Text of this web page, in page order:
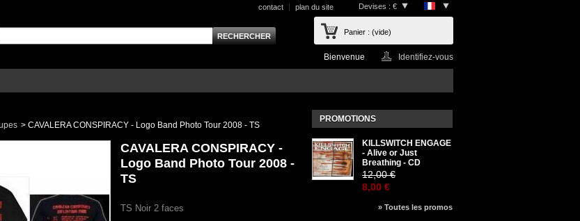
Devises : €
contact plan du site
Panier : (vide)
Bienvenue Identifiez-vous
> CAVALERA CONSPIRACY - Logo Band Photo Tour 2008 - TS
CAVALERA CONSPIRACY -
Logo Band Photo Tour 2008 -
TS
TS Noir 2 faces
PROMOTIONS
KILLSWITCH ENGAGE
- Alive or Just
Breathing - CD
12,00 €
8,00 €
» Toutes les promos